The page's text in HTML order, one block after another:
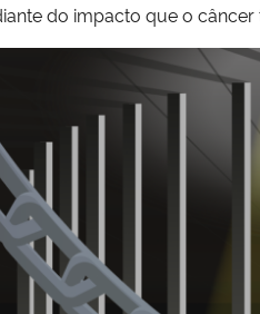
do impacto que o